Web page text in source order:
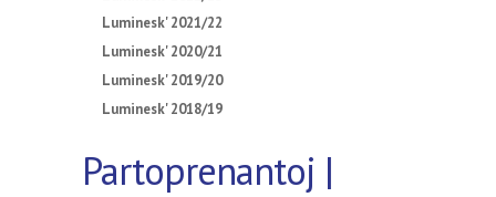
Luminesk' 2021/22
Luminesk' 2020/21
Luminesk' 2019/20
Luminesk' 2018/19
Partoprenantoj |